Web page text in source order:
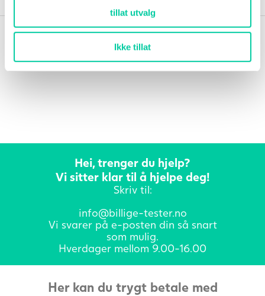
tillat utvalg
Ikke tillat
Hei, trenger du hjelp?
Vi sitter klar til å hjelpe deg!
Skriv til:
info@billige-tester.no
Vi svarer på e-posten din så snart
som mulig.
Hverdager mellom 9.00-16.00
Her kan du trygt betale med